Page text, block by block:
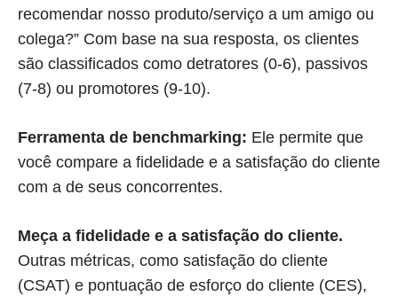
recomendar nosso produto/serviço a um amigo ou
colega?” Com base na sua resposta, os clientes
são classificados como detratores (0-6), passivos
(7-8) ou promotores (9-10).
Ferramenta de benchmarking: Ele permite que
você compare a fidelidade e a satisfação do cliente
com a de seus concorrentes.
Meça a fidelidade e a satisfação do cliente.
Outras métricas, como satisfação do cliente
(CSAT) e pontuação de esforço do cliente (CES),